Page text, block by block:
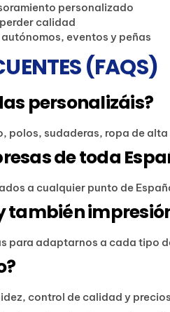
personalizado
calidad
eventos y peñas
(FAQS)
personalizáis?
polos, sudaderas, ropa de
de toda
a cualquier punto de
también
para adaptarnos a cada tipo
control de calidad y